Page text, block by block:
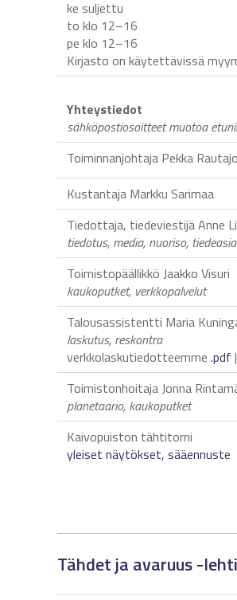
ke suljettu
to klo 12–16
pe klo 12–16
Kirjasto on käytettävissä
Yhteystiedot
sähköpostiosoitteet muotoa
Toiminnanjohtaja Pekka
Kustantaja Markku Sarimaa
Tiedottaja, tiedeviestijä Anne
tiedotus, media, nuoriso,
Toimistopäällikkö Jaakko Visuri
kaukoputket, verkkopalvelut
Talousassistentti Maria
laskutus, reskontra
verkkolaskutiedotteemme .pdf |
Toimistonhoitaja Jonna
planetaario, kaukoputket
Kaivopuiston tähtitorni
yleiset näytökset, sääennuste
Tähdet ja avaruus -lehti